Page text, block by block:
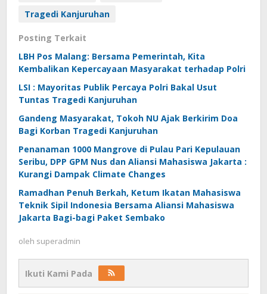
Tragedi Kanjuruhan
Posting Terkait
LBH Pos Malang: Bersama Pemerintah, Kita
Kembalikan Kepercayaan Masyarakat terhadap Polri
LSI : Mayoritas Publik Percaya Polri Bakal Usut
Tuntas Tragedi Kanjuruhan
Gandeng Masyarakat, Tokoh NU Ajak Berkirim Doa
Bagi Korban Tragedi Kanjuruhan
Penanaman 1000 Mangrove di Pulau Pari Kepulauan
Seribu, DPP GPM Nus dan Aliansi Mahasiswa Jakarta :
Kurangi Dampak Climate Changes
Ramadhan Penuh Berkah, Ketum Ikatan Mahasiswa
Teknik Sipil Indonesia Bersama Aliansi Mahasiswa
Jakarta Bagi-bagi Paket Sembako
oleh superadmin
Ikuti Kami Pada